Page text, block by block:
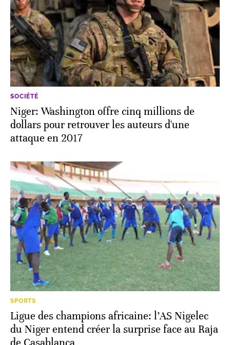
SOCIÉTÉ
Niger: Washington offre cinq millions de
dollars pour retrouver les auteurs d'une
attaque en 2017
SPORTS
Ligue des champions africaine: l’AS Nigelec
du Niger entend créer la surprise face au Raja